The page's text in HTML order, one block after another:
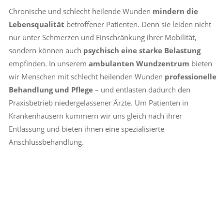
Chronische und schlecht heilende Wunden mindern die
Lebensqualität betroffener Patienten. Denn sie leiden nicht
nur unter Schmerzen und Einschränkung ihrer Mobilität,
sondern können auch psychisch eine starke Belastung
empfinden. In unserem ambulanten Wundzentrum bieten
wir Menschen mit schlecht heilenden Wunden professionelle
Behandlung und Pflege– und entlasten dadurch den
Praxisbetrieb niedergelassener Ärzte. Um Patienten in
Krankenhäusern kümmern wir uns gleich nach ihrer
Entlassung und bieten ihnen eine spezialisierte
Anschlussbehandlung.